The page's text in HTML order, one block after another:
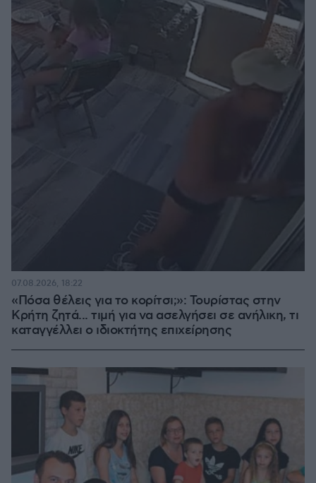
«Πόσα θέλεις για το κορίτσι;»: Τουρίστας στην
Κρήτη ζητά... τιμή για να ασελγήσει σε ανήλικη, τι
καταγγέλλει ο ιδιοκτήτης επιχείρησης
07.08.2026, 18:22